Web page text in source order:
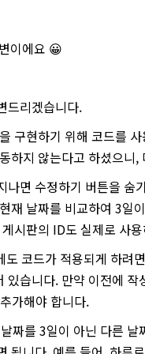
이에요 😀
드리겠습니다.
구현하기 위해 코드를
하지 않는다고 하셨으니
나면 수정하기 버튼을 숨
재 날짜를 비교하여 3일
시판의 ID도 실제로 사
도 코드가 적용되게 하려
있습니다. 만약 이전에
가해야 합니다.
짜를 3일이 아닌 다른